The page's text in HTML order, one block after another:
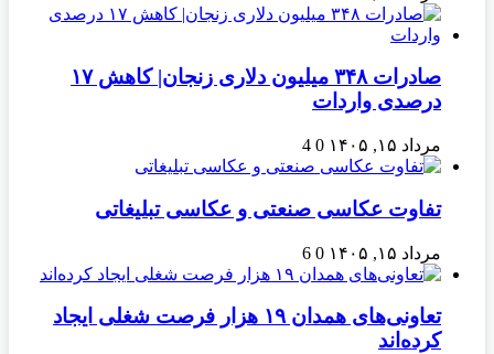
صادرات ۳۴۸ میلیون دلاری زنجان| ‌کاهش ۱۷
درصدی واردات
مرداد ۱۵, ۱۴۰۵ 0
4
تفاوت عکاسی صنعتی و عکاسی تبلیغاتی
مرداد ۱۵, ۱۴۰۵ 0
6
تعاونی‌های همدان ۱۹ هزار فرصت شغلی ایجاد
کرده‌اند